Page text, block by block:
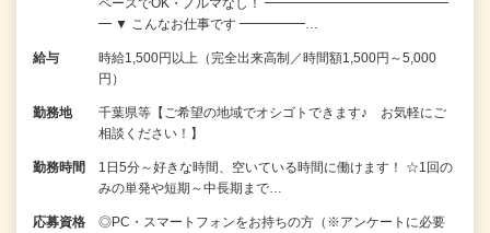
ペースでOK・ノルマなし！ ━━━━━━━━━━━━━━
━ ▼ こんなお仕事です ━━━━━…
給与
時給1,500円以上（完全出来高制／時間額1,500円～5,000
円）
勤務地
千葉県等【ご希望の地域でオシゴトできます♪ お気軽にご
相談ください！】
勤務時間
1日5分～好きな時間、空いている時間に働けます！ ☆1回の
みの単発や短期～中長期まで…
応募資格
◎PC・スマートフォンをお持ちの方（※アンケートに必要